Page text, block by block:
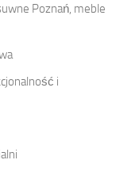
Poznań, meble
i